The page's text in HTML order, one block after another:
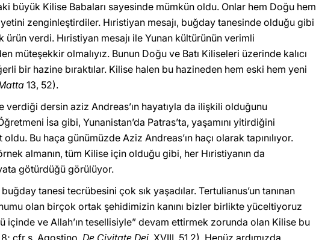
büyük Kilise Babaları sayesinde mümkün oldu. Onlar hem Doğu hem
zenginleştirdiler. Hıristiyan mesajı, buğday tanesinde olduğu gibi
verdi. Hıristiyan mesajı ile Yunan kültürünün verimli
müteşekkir olmalıyız. Bunun Doğu ve Batı Kiliseleri üzerinde kalıcı
bir hazine bıraktılar. Kilise halen bu hazineden hem eski hem yeni
13, 52).
dersin aziz Andreas’ın hayatıyla da ilişkili olduğunu
İsa gibi, Yunanistan’da Patras’ta, yaşamını yitirdiğini
Bu haça günümüzde Aziz Andreas’ın haçı olarak tapınılıyor.
almanın, tüm Kilise için olduğu gibi, her Hıristiyanın da
götürdüğü görülüyor.
tanesi tecrübesini çok sık yaşadılar. Tertulianus’un tanınan
olan birçok ortak şehidimizin kanını bizler birlikte yüceltiyoruz
içinde ve Allah’ın tesellisiyle” devam ettirmek zorunda olan Kilise bu
8; cfr s. Agostino, De Civitate Dei, XVIII, 51,2). Henüz ardımızda